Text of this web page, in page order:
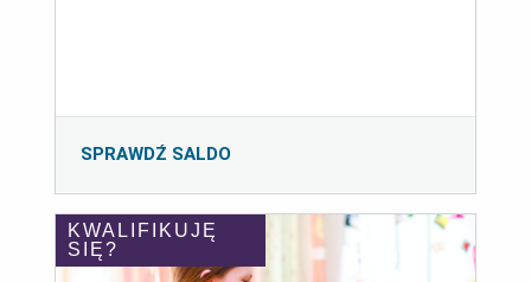
SPRAWDŹ SALDO
KWALIFIKUJĘ
SIĘ?